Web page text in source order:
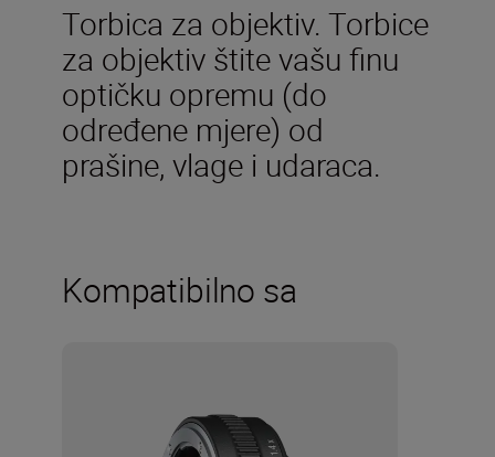
Torbica za objektiv. Torbice
za objektiv štite vašu finu
optičku opremu (do
određene mjere) od
prašine, vlage i udaraca.
Kompatibilno sa